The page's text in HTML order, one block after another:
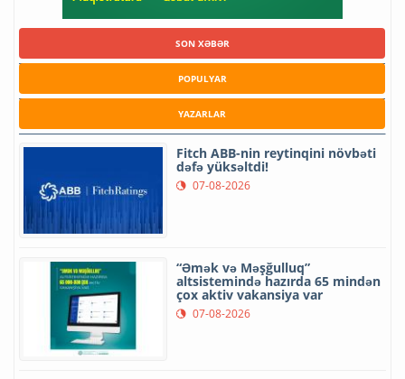
SON XƏBƏR
POPULYAR
YAZARLAR
Fitch ABB-nin reytinqini növbəti
dəfə yüksəltdi!
07-08-2026
“Əmək və Məşğulluq”
altsistemində hazırda 65 mindən
çox aktiv vakansiya var
07-08-2026